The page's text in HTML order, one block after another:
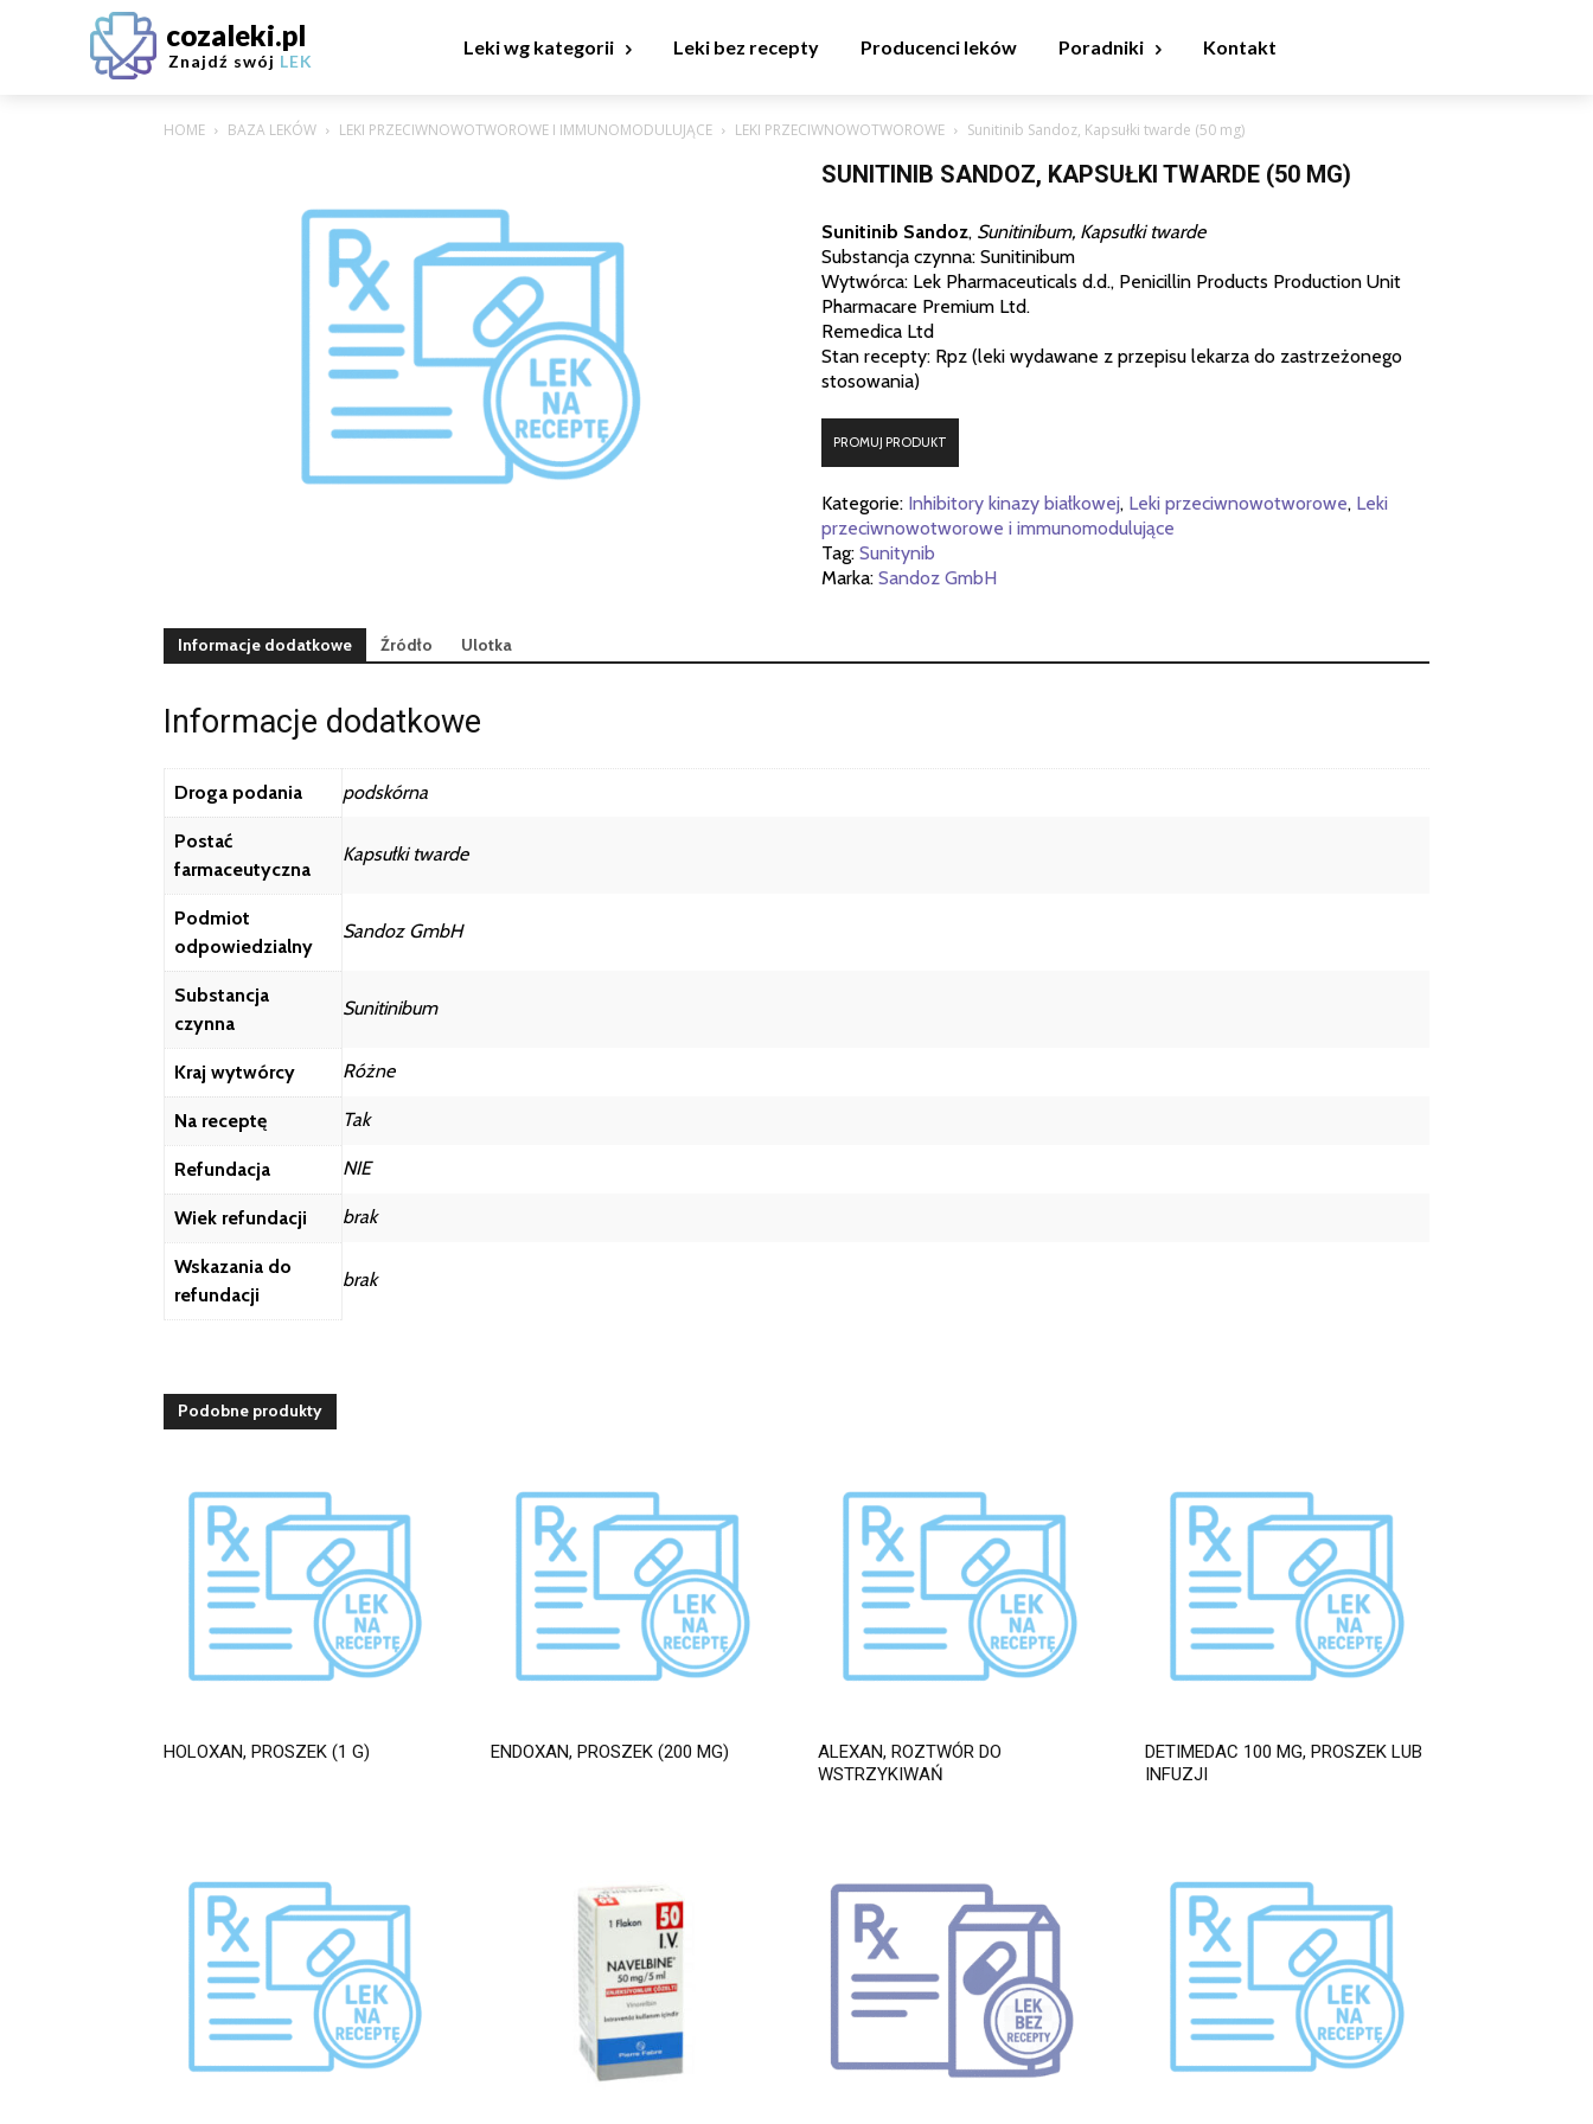
cozaleki.pl
Znajdź swój LEK
Leki wg kategorii Leki bez recepty Producenci leków Poradniki Kontakt
HOME BAZA LEKÓW LEKI PRZECIWNOWOTWOROWE I IMMUNOMODULUJĄCE LEKI PRZECIWNOWOTWOROWE Sunitinib Sandoz, Kapsułki twarde (50 mg)
SUNITINIB SANDOZ, KAPSUŁKI TWARDE (50 MG)
Sunitinib Sandoz, Sunitinibum, Kapsułki twarde
Substancja czynna: Sunitinibum
Wytwórca: Lek Pharmaceuticals d.d., Penicillin Products Production Unit
Pharmacare Premium Ltd.
Remedica Ltd
Stan recepty: Rpz (leki wydawane z przepisu lekarza do zastrzeżonego
stosowania)
PROMUJ PRODUKT
Kategorie: Inhibitory kinazy białkowej, Leki przeciwnowotworowe, Leki
przeciwnowotworowe i immunomodulujące
Tag:Sunitynib
Marka:Sandoz GmbH
Informacje dodatkowe Źródło Ulotka
Informacje dodatkowe
Droga podania podskórna
Postać
farmaceutyczna
Kapsułki twarde
Podmiot
odpowiedzialny
Sandoz GmbH
Substancja
czynna
Sunitinibum
Kraj wytwórcy Różne
Na receptę Tak
Refundacja NIE
Wiek refundacji brak
Wskazania do
refundacji
brak
Podobne produkty
HOLOXAN, PROSZEK (1 G) ENDOXAN, PROSZEK (200 MG)
ALEXAN, ROZTWÓR DO
WSTRZYKIWAŃ
DETIMEDAC 100 MG, PROSZEK LUB
INFUZJI